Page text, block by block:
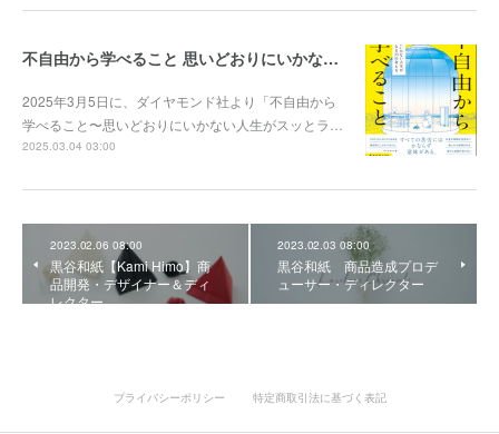
不自由から学べること 思いどおりにいかない人生がスッとラクになる33の考え方 出版
2025年3月5日に、ダイヤモンド社より「不自由から
学べること〜思いどおりにいかない人生がスッとラ…
2025.03.04 03:00
2023.02.06 08:00
黒谷和紙【Kami Himo】商
品開発・デザイナー＆ディ
レクター
2023.02.03 08:00
黒谷和紙 商品造成プロデ
ューサー・ディレクター
プライバシーポリシー 特定商取引法に基づく表記